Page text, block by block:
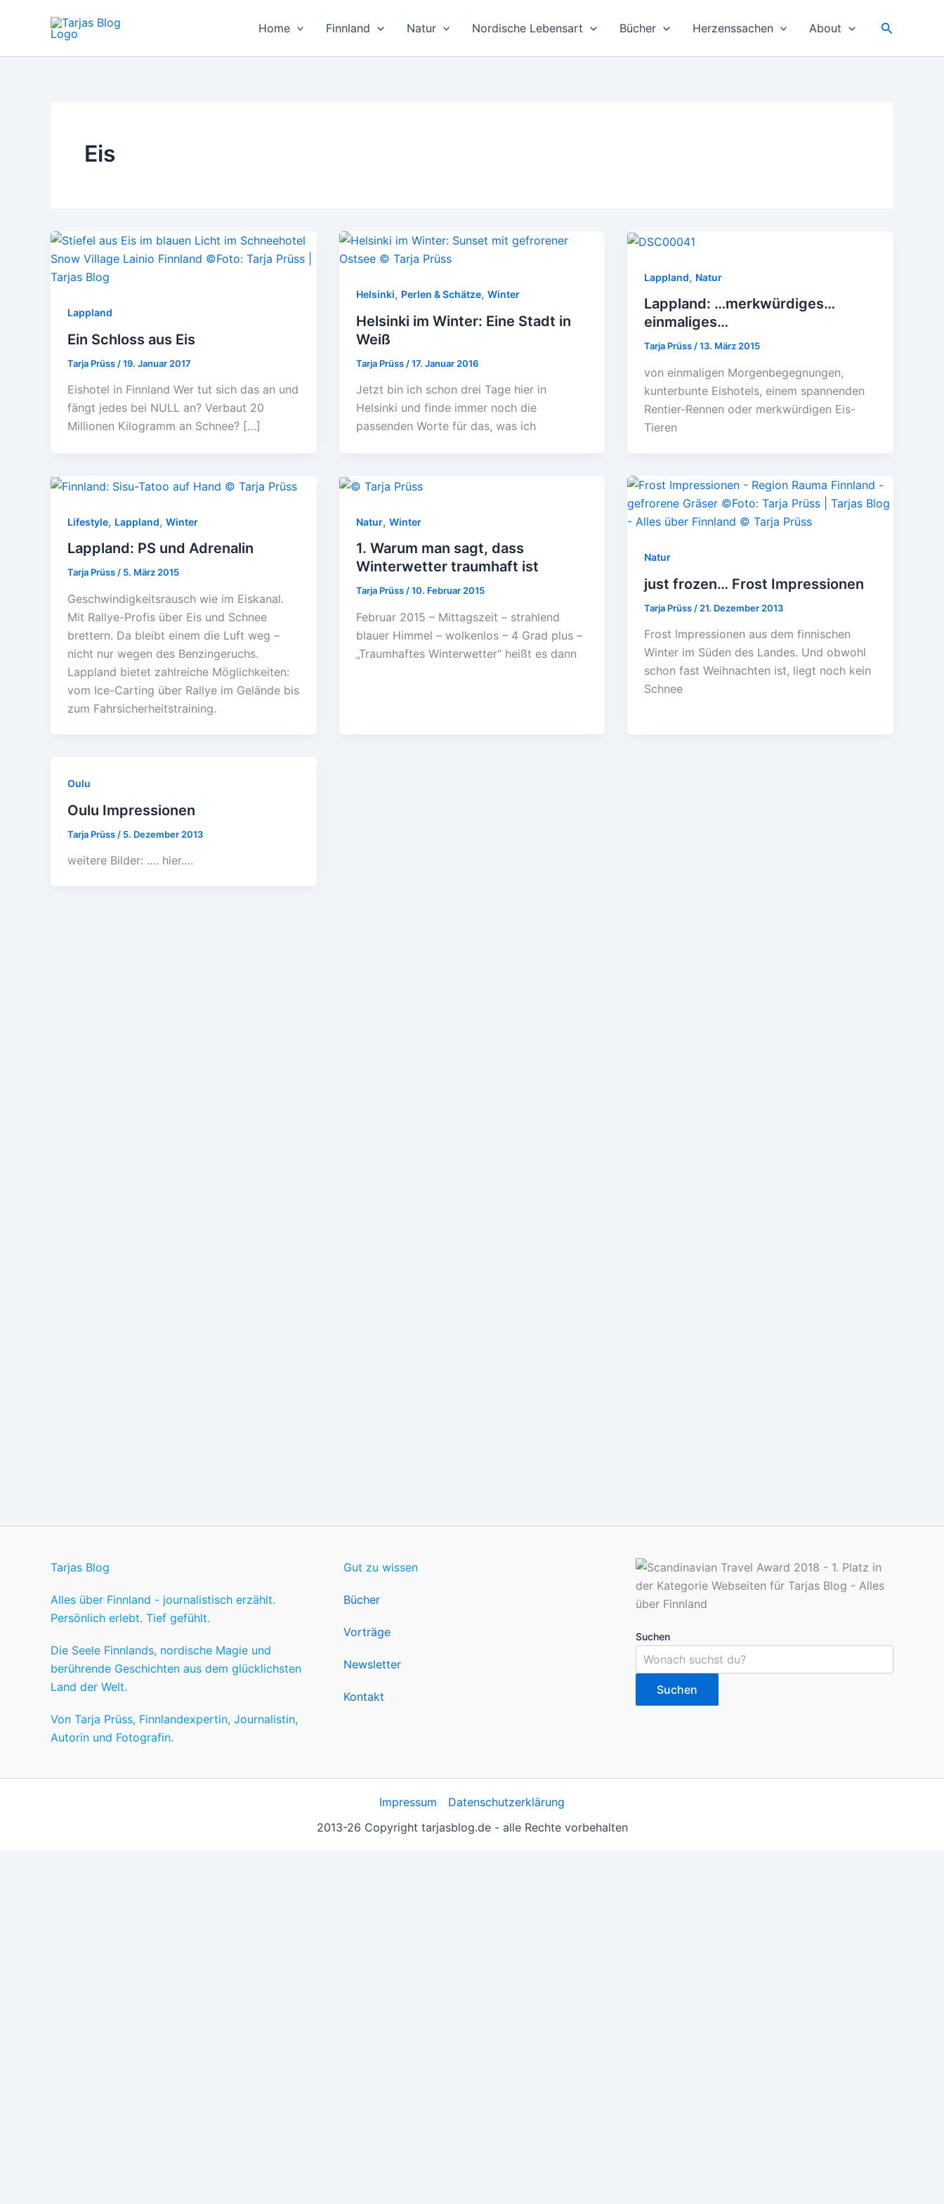
Home Finnland Natur Nordische Lebensart Bücher Herzenssachen About Suchen
Eis
Lappland
Ein Schloss aus Eis
Tarja Prüss /19. Januar 2017
Eishotel in Finnland Wer tut sich das an und
fängt jedes bei NULL an? Verbaut 20
Millionen Kilogramm an Schnee? […]
Helsinki, Perlen & Schätze, Winter
Helsinki im Winter: Eine Stadt in
Weiß
Tarja Prüss /17. Januar 2016
Jetzt bin ich schon drei Tage hier in
Helsinki und finde immer noch die
passenden Worte für das, was ich
Lappland, Natur
Lappland: …merkwürdiges…
einmaliges…
Tarja Prüss/13. März 2015
von einmaligen Morgenbegegnungen,
kunterbunte Eishotels, einem spannenden
Rentier-Rennen oder merkwürdigen Eis-
Tieren
Lifestyle, Lappland, Winter
Lappland: PS und Adrenalin
Tarja Prüss/ 5. März 2015
Geschwindigkeitsrausch wie im Eiskanal.
Mit Rallye-Profis über Eis und Schnee
brettern. Da bleibt einem die Luft weg –
nicht nur wegen des Benzingeruchs.
Lappland bietet zahlreiche Möglichkeiten:
vom Ice-Carting über Rallye im Gelände bis
zum Fahrsicherheitstraining.
Natur, Winter
1. Warum man sagt, dass
Winterwetter traumhaft ist
Tarja Prüss/10. Februar 2015
Februar 2015 – Mittagszeit – strahlend
blauer Himmel – wolkenlos – 4 Grad plus –
„Traumhaftes Winterwetter“ heißt es dann
Natur
just frozen… Frost Impressionen
Tarja Prüss / 21. Dezember 2013
Frost Impressionen aus dem finnischen
Winter im Süden des Landes. Und obwohl
schon fast Weihnachten ist, liegt noch kein
Schnee
Oulu
Oulu Impressionen
Tarja Prüss / 5. Dezember 2013
weitere Bilder: …. hier….
Tarjas Blog
Alles über Finnland - journalistisch erzählt.
Persönlich erlebt. Tief gefühlt.
Die Seele Finnlands, nordische Magie und
berührende Geschichten aus dem glücklichsten
Land der Welt.
Von Tarja Prüss, Finnlandexpertin, Journalistin,
Autorin und Fotografin.
Gut zu wissen
Bücher
Vorträge
Newsletter
Kontakt
Suchen
Suchen
Impressum
Datenschutzerklärung
2013-26 Copyright tarjasblog.de - alle Rechte vorbehalten